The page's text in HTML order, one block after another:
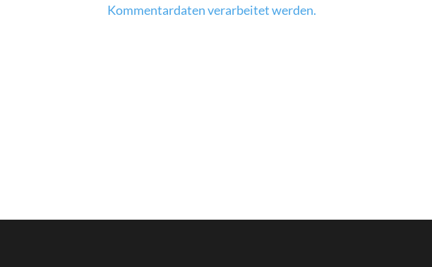
Kommentardaten verarbeitet werden.